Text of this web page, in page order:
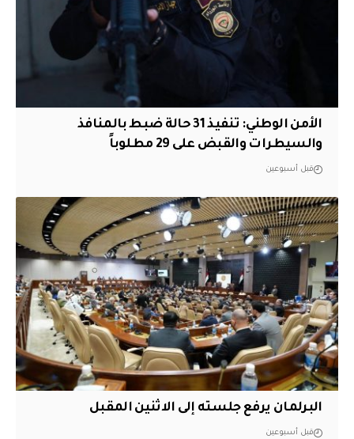
الأمن الوطني: تنفيذ 31 حالة ضبط بالمنافذ
والسيطرات والقبض على 29 مطلوباً
قبل أسبوعين
البرلمان يرفع جلسته إلى الاثنين المقبل
قبل أسبوعين